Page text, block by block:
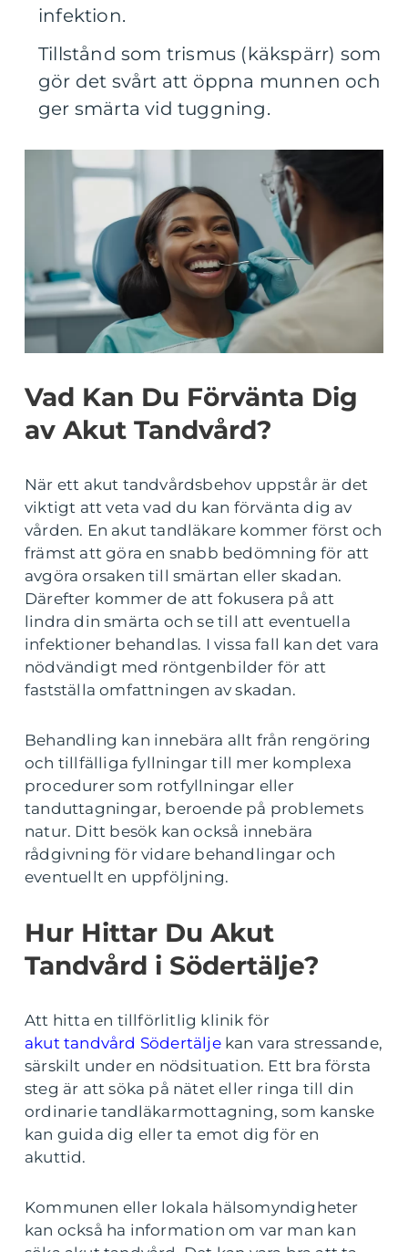
infektion.
Tillstånd som trismus (käkspärr) som
gör det svårt att öppna munnen och
ger smärta vid tuggning.
Vad Kan Du Förvänta Dig
av Akut Tandvård?
När ett akut tandvårdsbehov uppstår är det
viktigt att veta vad du kan förvänta dig av
vården. En akut tandläkare kommer först och
främst att göra en snabb bedömning för att
avgöra orsaken till smärtan eller skadan.
Därefter kommer de att fokusera på att
lindra din smärta och se till att eventuella
infektioner behandlas. I vissa fall kan det vara
nödvändigt med röntgenbilder för att
fastställa omfattningen av skadan.
Behandling kan innebära allt från rengöring
och tillfälliga fyllningar till mer komplexa
procedurer som rotfyllningar eller
tanduttagningar, beroende på problemets
natur. Ditt besök kan också innebära
rådgivning för vidare behandlingar och
eventuellt en uppföljning.
Hur Hittar Du Akut
Tandvård i Södertälje?
Att hitta en tillförlitlig klinik för
akut tandvård Södertäljekan vara stressande,
särskilt under en nödsituation. Ett bra första
steg är att söka på nätet eller ringa till din
ordinarie tandläkarmottagning, som kanske
kan guida dig eller ta emot dig för en
akuttid.
Kommunen eller lokala hälsomyndigheter
kan också ha information om var man kan